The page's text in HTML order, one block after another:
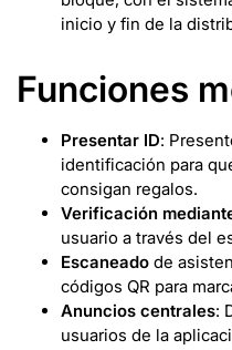
inicio y fin de la
Funciones
Presentar ID:
identificación para
consigan regalos.
Verificación
usuario a través del
Escaneado de
códigos QR para
Anuncios centrales:
usuarios de la